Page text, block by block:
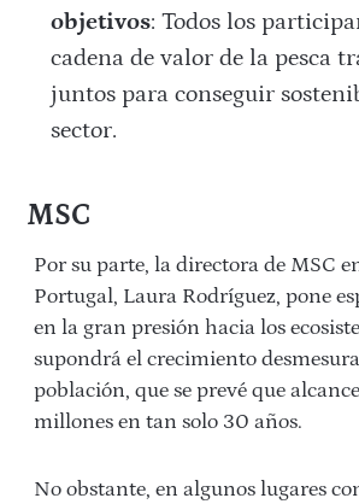
objetivos: Todos los
cadena de valor de la pesca
juntos para conseguir
sector.
MSC
Por su parte, la directora de MSC
Portugal, Laura Rodríguez, pone
en la gran presión hacia los
supondrá el crecimiento
población, que se prevé que
millones en tan solo 30 años.
No obstante, en algunos lugares